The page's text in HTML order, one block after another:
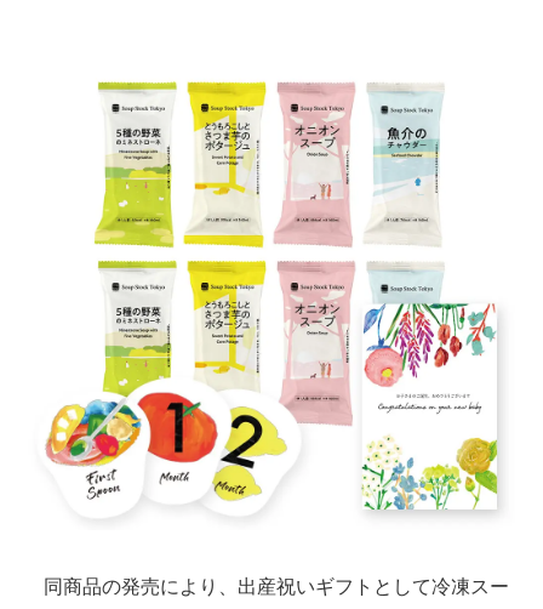
同商品の発売により、出産祝いギフトとして冷凍スー